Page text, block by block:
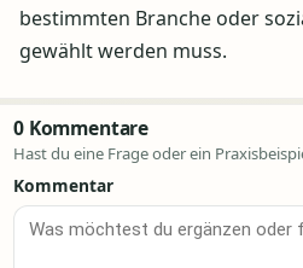
bestimmten Branche oder
gewählt werden muss.
0 Kommentare
Hast du eine Frage oder ein
Kommentar